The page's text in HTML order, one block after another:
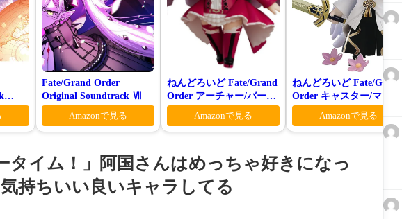
Fate/Grand Order
Original Soundtrack Ⅶ
Amazonで見る
ねんどろいど Fate/Grand
Order アーチャー/バーヴ
ァン シー
Amazonで見る
ねんどろいど Fate/Grand
Order キャスター/マーリ
ン 花の魔術師Ver.
Amazonで見る
タイム！」阿国さんはめっちゃ好きになっ
持ちいい良いキャラしてる